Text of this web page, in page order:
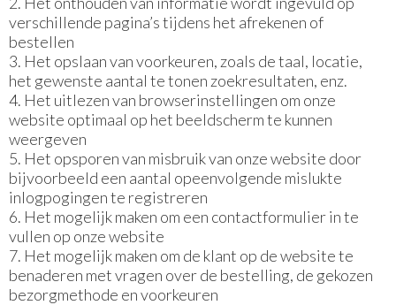
verschillende pagina’s tijdens het afrekenen of
bestellen
3. Het opslaan van voorkeuren, zoals de taal, locatie,
het gewenste aantal te tonen zoekresultaten, enz.
4. Het uitlezen van browserinstellingen om onze
website optimaal op het beeldscherm te kunnen
weergeven
5. Het opsporen van misbruik van onze website door
bijvoorbeeld een aantal opeenvolgende mislukte
inlogpogingen te registreren
6. Het mogelijk maken om een contactformulier in te
vullen op onze website
7. Het mogelijk maken om de klant op de website te
benaderen met vragen over de bestelling, de gekozen
bezorgmethode en voorkeuren